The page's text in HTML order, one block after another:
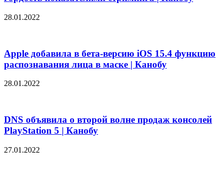
28.01.2022
Apple добавила в бета-версию iOS 15.4 функцию
распознавания лица в маске | Канобу
28.01.2022
DNS объявила о второй волне продаж консолей
PlayStation 5 | Канобу
27.01.2022